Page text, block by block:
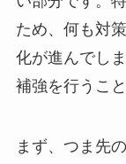
ため、何も対
化が進んでし
補強を行うこ
まず、つま先